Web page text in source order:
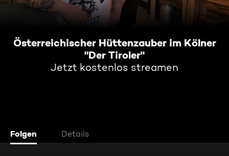
Österreichischer Hüttenzauber im Kölner
"Der Tiroler"
Jetzt kostenlos streamen
Folgen Details